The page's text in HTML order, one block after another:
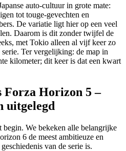
auto-cultuur in grote mate:
tot touge-gevechten en
De variatie ligt hier op een veel
Daarom is dit zonder twijfel de
met Tokio alleen al vijf keer zo
Ter vergelijking: de map in
kilometer; dit keer is dat een kwart
Forza Horizon 5 –
uitgelegd
begin. We bekeken alle belangrijke
6 de meest ambitieuze en
van de serie is.